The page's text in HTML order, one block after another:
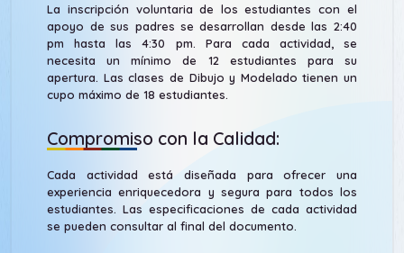
La inscripción voluntaria de los estudiantes con el
apoyo de sus padres se desarrollan desde las 2:40
pm hasta las 4:30 pm. Para cada actividad, se
necesita un mínimo de 12 estudiantes para su
apertura. Las clases de Dibujo y Modelado tienen un
cupo máximo de 18 estudiantes.
Compromiso con la Calidad:
Cada actividad está diseñada para ofrecer una
experiencia enriquecedora y segura para todos los
estudiantes. Las especificaciones de cada actividad
se pueden consultar al final del documento.